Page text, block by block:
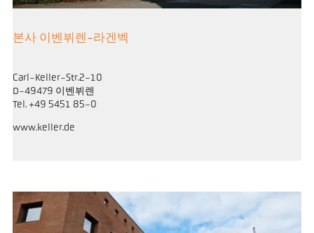
본사 이벤뷔렌-라겐벡
Carl-Keller-Str.2-10
D-49479 이벤뷔렌
Tel. +49 5451 85-0
www.keller.de